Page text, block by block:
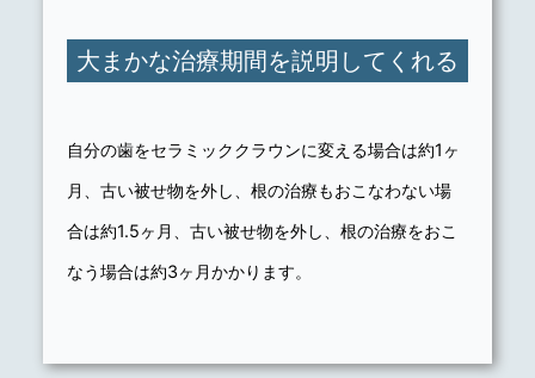
大まかな治療期間を説明してくれる
自分の歯をセラミッククラウンに変える場合は約1ヶ
月、古い被せ物を外し、根の治療もおこなわない場
合は約1.5ヶ月、古い被せ物を外し、根の治療をおこ
なう場合は約3ヶ月かかります。